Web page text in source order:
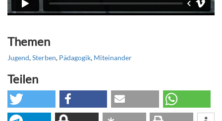
Themen
Jugend,Sterben, Pädagogik, Miteinander
Teilen